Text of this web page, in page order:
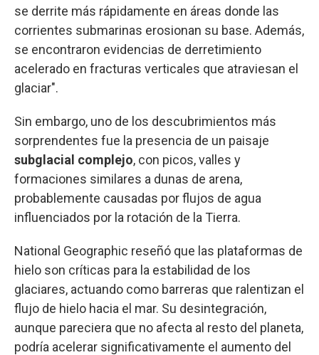
se derrite más rápidamente en áreas donde las
corrientes submarinas erosionan su base. Además,
se encontraron evidencias de derretimiento
acelerado en fracturas verticales que atraviesan el
glaciar".
Sin embargo, uno de los descubrimientos más
sorprendentes fue la presencia de un paisaje
subglacial complejo, con picos, valles y
formaciones similares a dunas de arena,
probablemente causadas por flujos de agua
influenciados por la rotación de la Tierra.
National Geographic reseñó que las plataformas de
hielo son críticas para la estabilidad de los
glaciares, actuando como barreras que ralentizan el
flujo de hielo hacia el mar. Su desintegración,
aunque pareciera que no afecta al resto del planeta,
podría acelerar significativamente el aumento del